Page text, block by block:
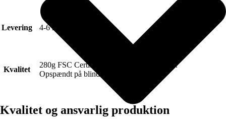
Levering 4-6 hverdage.
Kvalitet
280g FSC Certificeret Art canvas (Lærred).
Opspændt på blindramme.
Kvalitet og ansvarlig produktion